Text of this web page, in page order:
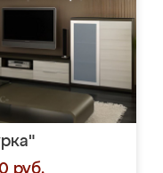
руб.